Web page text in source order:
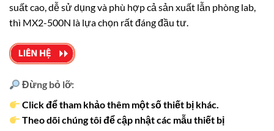
suất cao, dễ sử dụng và phù hợp cả sản xuất lẫn phòng lab,
thì MX2-500N là lựa chọn rất đáng đầu tư.
Đừng bỏ lỡ:
Click để tham khảo thêm một số thiết bị khác.
Theo dõi chúng tôi để cập nhật các mẫu thiết bị